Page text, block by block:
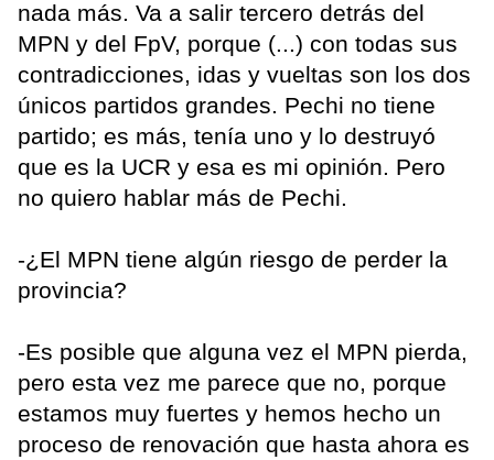
nada más. Va a salir tercero detrás del
MPN y del FpV, porque (...) con todas sus
contradicciones, idas y vueltas son los dos
únicos partidos grandes. Pechi no tiene
partido; es más, tenía uno y lo destruyó
que es la UCR y esa es mi opinión. Pero
no quiero hablar más de Pechi.
-¿El MPN tiene algún riesgo de perder la
provincia?
-Es posible que alguna vez el MPN pierda,
pero esta vez me parece que no, porque
estamos muy fuertes y hemos hecho un
proceso de renovación que hasta ahora es